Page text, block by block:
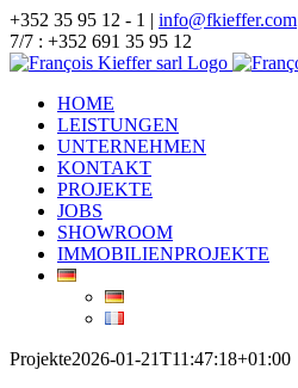
Zum
Inhalt
springen
+352 35 95 12 - 1 | info@fkieffer.com
7/7 : +352 691 35 95 12
HOME
LEISTUNGEN
UNTERNEHMEN
KONTAKT
PROJEKTE
JOBS
SHOWROOM
IMMOBILIENPROJEKTE
Projekte2026-01-21T11:47:18+01:00